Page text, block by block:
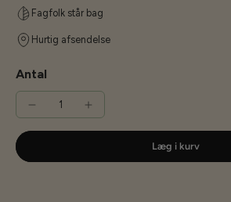
Fagfolk står bag
Hurtig afsendelse
Antal
Læg i kurv